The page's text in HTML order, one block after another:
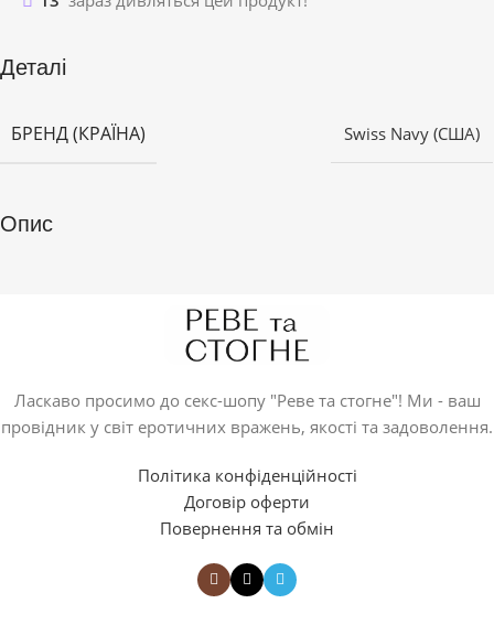
Деталі
БРЕНД (КРАЇНА) Swiss Navy (США)
Опис
Ласкаво просимо до секс-шопу "Реве та стогне"! Ми - ваш
провідник у світ еротичних вражень, якості та задоволення.
Політика конфіденційності
Договір оферти
Повернення та обмін